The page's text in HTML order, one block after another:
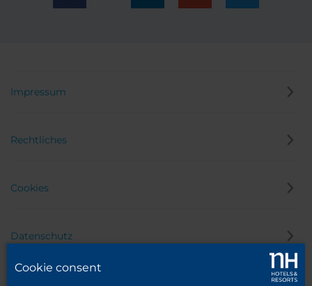
Impressum
Rechtliches
Cookies
Datenschutz
Cookie consent